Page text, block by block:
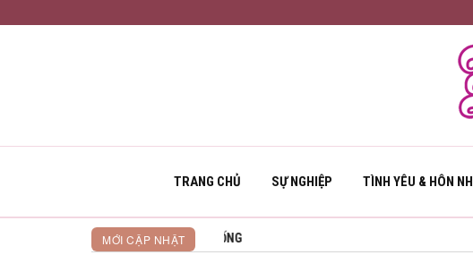
TRANG CHỦ SỰ NGHIỆP TÌNH YÊU & HÔN
MỚI CẬP NHẬT TÌNH YÊU THƯƠNG MUÔN LOÀI